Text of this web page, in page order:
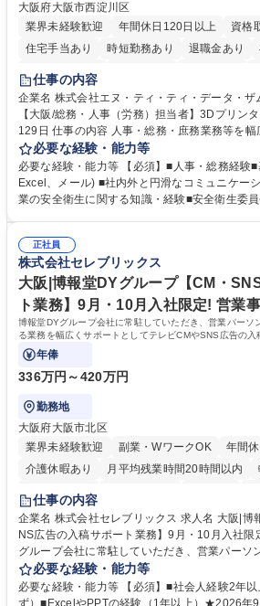
大阪府大阪市西淀川区
業界未経験歓迎
年間休日120日以上 資格
住宅手当あり
時短勤務あり 退職金あり
完全週休2日制
仕事の内容
企業名 株式会社エヌ・ティ・ティ・データ・ザムテ
【大阪/総務・人事（労務）担当者】3Dプリン
129日 仕事の内容 人事・総務・庶務業務等を幅広くお任せします。本社コ
ーポレート部門と連携しながら、決められた業
場を支えるバックオフィス担当として状況に応
とを期待します。 【詳細】■入退社手続き、社員情報管理■入社時オリエ
ンテーションの実施■勤怠・各種申請内容の確
生に関する業務等■健康診断、産業医面談、休職
ポート■社内ルールの運用・各種社内案内■その
部門業務 募集職種 【大阪/総務・人事（労務）担当者】3Dプリンター事
業/NTTデータG/年休129日
必要な経験・能力等
必要な経験・能力等 【必須】■人事・総務経験■
Excel、メール) ■社内外と円滑なコミュニケー
業の安全衛生に関する知識・経験■安全衛生委員会の運
アが磨けます。 ◎NTTデータグループであり福
もに、働き方改革も推進しています。 学歴・資格 学歴：大学院 大学 高専
短大 専修学校 語学力： 資格：
正社員
株式会社セレブリックス
大阪|博報堂DYグループ【CM・
ト業務】9月・10月入社限定! 営業
博報堂DYグループ会社に常駐していただき、営業パーソ
る業務を幅広くサポートとしてテレビCMやSNS広告の
アシスタントとしての業務をお任せします。
年俸
336万円～420万円
勤務地
大阪府大阪市北区
業界未経験歓迎
副業・WワークOK
年間
介護休暇あり
月平均残業時間20時間以内
未経験者歓迎
完全週休2日制
交通費支給 駅近5分以内
仕事の内容
企業名 株式会社セレブリックス 求人名 大阪|博報堂DYグループ【CM・S
NS広告の入稿サポート業務】9月・10月入社限定！ 仕事の内容 博
グループ会社に常駐していただき、営業パーソ
生する業務を幅広くサポートとしてテレビCMや
ト、進行管理等 部内アシスタントとしての業務を
先との定例資料作成 ◆競合調査 ◆広告出稿の
必要な経験・能力等
必要な経験・能力等 【必須】■社会人経験2年
ず）■ExcelやPPTの経験（1年以上）★2026年